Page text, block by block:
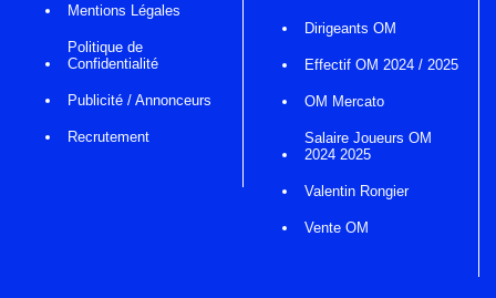
Mentions Légales
Politique de
Confidentialité
Publicité / Annonceurs
Recrutement
Dirigeants OM
Effectif OM 2024 / 2025
OM Mercato
Salaire Joueurs OM
2024 2025
Valentin Rongier
Vente OM